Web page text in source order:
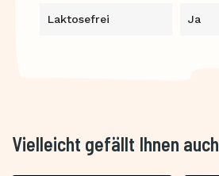
Laktosefrei Ja
Vielleicht gefällt Ihnen auch